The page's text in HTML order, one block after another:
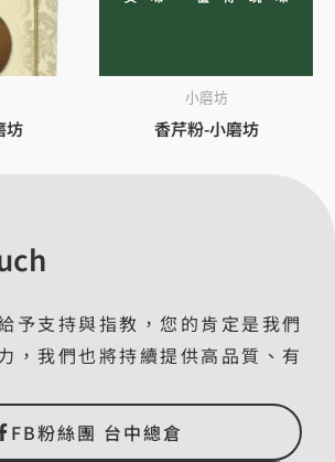
坊
小磨坊
香芹粉-小磨坊
予支持與指教，您的肯定是我們
，我們也將持續提供高品質、有
FB粉絲團 台中總倉